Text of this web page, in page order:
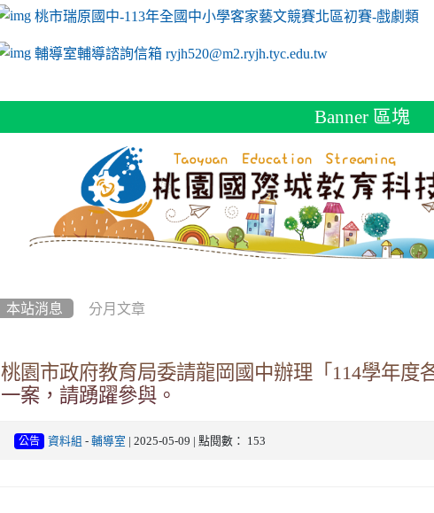
link to https://tyc.entry.edu.tw/NoExamImitate_TL/NoExamImitate/
桃市瑞原國中-113年全國中小學客家藝文競賽北區初賽-戲劇類
link to https://tyc.entry.edu.tw/NoExamImitate_TL/NoExamImitate/
輔導室輔導諮詢信箱 ryjh520@m2.ryjh.tyc.edu.tw
Banner 區塊
本站消息 分月文章
桃園市政府教育局委請龍岡國中辦理「114學年度
一案，請踴躍參與。
公告 資料組 - 輔導室 | 2025-05-09 | 點閱數： 153